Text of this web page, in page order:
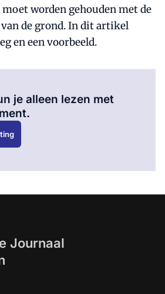
worden gehouden met de
de grond. In dit artikel
en een voorbeeld.
je alleen lezen met
Journaal